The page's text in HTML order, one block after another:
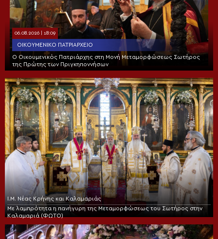
06.08.2026 | 18:09
ΟΙΚΟΥΜΕΝΙΚΌ ΠΑΤΡΙΑΡΧΕΊΟ
Ο Οικουμενικός Πατριάρχης στη Μονή Μεταμορφώσεως Σωτήρος
της Πρώτης των Πριγκηποννήσων
Ι.Μ. Νέας Κρήνης και Καλαμαριάς
Με λαμπρότητα η πανήγυρη της Μεταμορφώσεως του Σωτήρος στην
Καλαμαριά (ΦΩΤΟ)